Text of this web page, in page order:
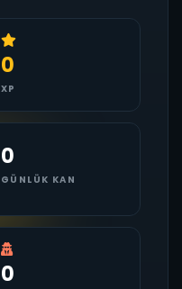
0
XP
0
GÜNLÜK KAN
0